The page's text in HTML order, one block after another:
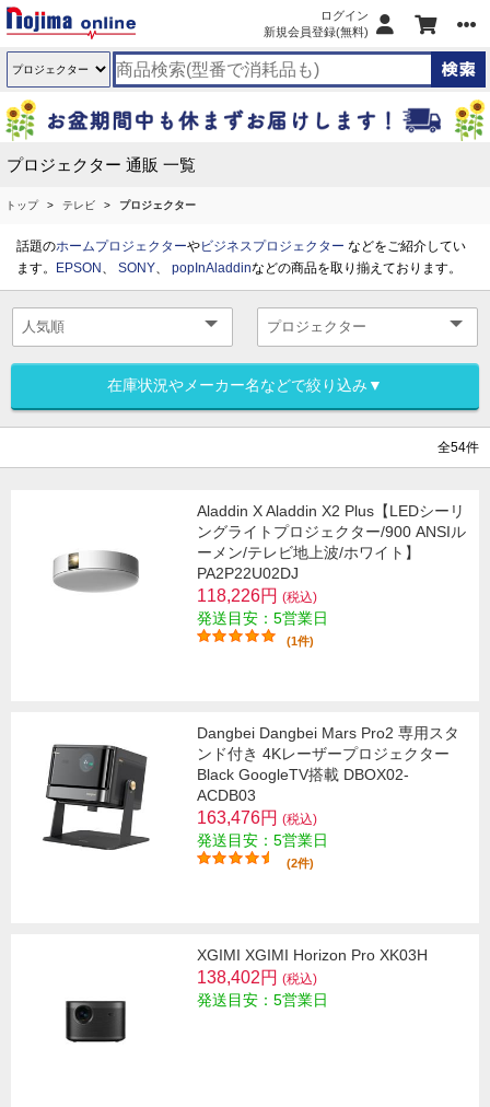
ログイン
新規会員登録(無料)
プロジェクター 通販 一覧
トップ テレビ プロジェクター
話題のホームプロジェクターやビジネスプロジェクター などをご紹介してい
ます。
EPSON 、 SONY、 popInAladdinなどの商品を取り揃えております。
在庫状況やメーカー名などで絞り込み▼
全54件
Aladdin X Aladdin X2 Plus【LEDシーリ
ングライトプロジェクター/900 ANSIル
ーメン/テレビ地上波/ホワイト】
PA2P22U02DJ
118,226円 (税込)
発送目安：5営業日
(1件)
Dangbei Dangbei Mars Pro2 専用スタ
ンド付き 4Kレーザープロジェクター
Black GoogleTV搭載 DBOX02-
ACDB03
163,476円 (税込)
発送目安：5営業日
(2件)
XGIMI XGIMI Horizon Pro XK03H
138,402円 (税込)
発送目安：5営業日